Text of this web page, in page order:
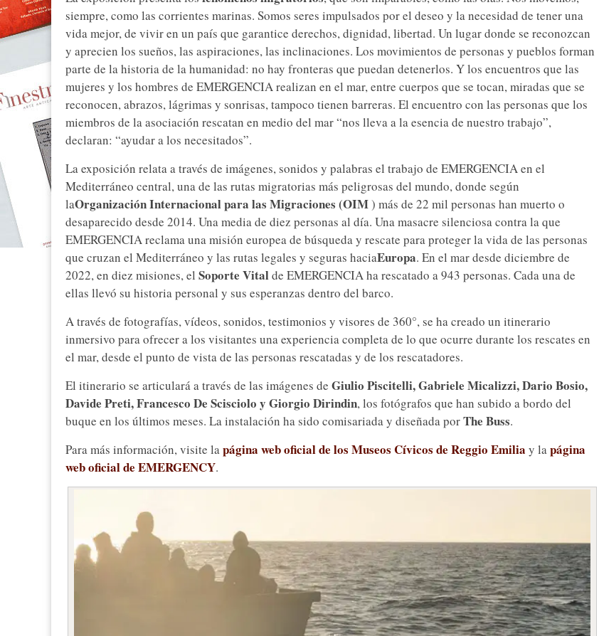
siempre, como las corrientes marinas. Somos seres impulsados por el deseo y la necesidad de tener una
vida mejor, de vivir en un país que garantice derechos, dignidad, libertad. Un lugar donde se reconozcan
y aprecien los sueños, las aspiraciones, las inclinaciones. Los movimientos de personas y pueblos forman
parte de la historia de la humanidad: no hay fronteras que puedan detenerlos. Y los encuentros que las
mujeres y los hombres de EMERGENCIA realizan en el mar, entre cuerpos que se tocan, miradas que se
reconocen, abrazos, lágrimas y sonrisas, tampoco tienen barreras. El encuentro con las personas que los
miembros de la asociación rescatan en medio del mar “nos lleva a la esencia de nuestro trabajo”,
declaran: “ayudar a los necesitados”.
La exposición relata a través de imágenes, sonidos y palabras el trabajo de EMERGENCIA en el
Mediterráneo central, una de las rutas migratorias más peligrosas del mundo, donde según
laOrganización Internacional para las Migraciones (OIM) más de 22 mil personas han muerto o
desaparecido desde 2014. Una media de diez personas al día. Una masacre silenciosa contra la que
EMERGENCIA reclama una misión europea de búsqueda y rescate para proteger la vida de las personas
que cruzan el Mediterráneo y las rutas legales y seguras haciaEuropa. En el mar desde diciembre de
2022, en diez misiones, el Soporte Vitalde EMERGENCIA ha rescatado a 943 personas. Cada una de
ellas llevó su historia personal y sus esperanzas dentro del barco.
A través de fotografías, vídeos, sonidos, testimonios y visores de 360°, se ha creado un itinerario
inmersivo para ofrecer a los visitantes una experiencia completa de lo que ocurre durante los rescates en
el mar, desde el punto de vista de las personas rescatadas y de los rescatadores.
El itinerario se articulará a través de las imágenes de Giulio Piscitelli, Gabriele Micalizzi, Dario Bosio,
Davide Preti, Francesco De Scisciolo y Giorgio Dirindin, los fotógrafos que han subido a bordo del
buque en los últimos meses. La instalación ha sido comisariada y diseñada porThe Buss.
Para más información, visite lapágina web oficial de los Museos Cívicos de Reggio Emilia y lapágina
web oficial de EMERGENCY.